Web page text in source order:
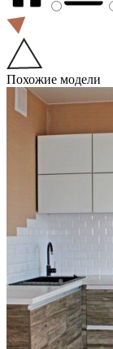
Похожие модели